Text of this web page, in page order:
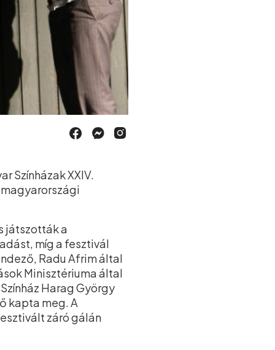
Színházak XXIV.
játszották a
míg a fesztivál
Radu Afrim által
Minisztériuma által
Harag György
kapta meg. A
záró gálán